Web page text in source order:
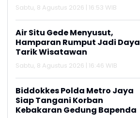
Sabtu, 8 Agustus 2026 | 16:53 WIB
Air Situ Gede Menyusut,
Hamparan Rumput Jadi Daya
Tarik Wisatawan
Sabtu, 8 Agustus 2026 | 16:46 WIB
Biddokkes Polda Metro Jaya
Siap Tangani Korban
Kebakaran Gedung Bapenda